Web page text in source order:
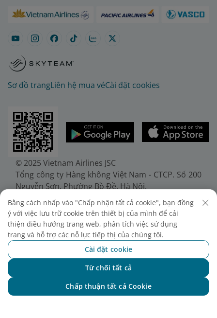
Sơ đồ trangLiên hệ mua véCài đặt cookies
© 2025 Vietnam Airlines JSC
Tổng công ty Hàng không Việt Nam - CTCP. Số 200
Nguyễn Sơn, Phường Bồ Đề, Hà Nội.
Điện thoại: (+84-24) 38272289. Fax: (+84-24)
38722375
Giấy chứng nhận đăng ký doanh nghiệp, mã số
doanh nghiệp 0100107518, đăng ký lần đầu ngày
30/6/2010, đăng ký thay đổi lần thứ 10 ngày
24/7/2025, cấp bởi Sở Tài chính Thành phố Hà Nội.
Bằng cách nhấp vào "Chấp nhận tất cả cookie", bạn đồng
ý với việc lưu trữ cookie trên thiết bị của mình để cải
thiện điều hướng trang web, phân tích việc sử dụng
trang và hỗ trợ các nỗ lực tiếp thị của chúng tôi.
Cài đặt cookie
Từ chối tất cả
Chấp thuận tất cả Cookie